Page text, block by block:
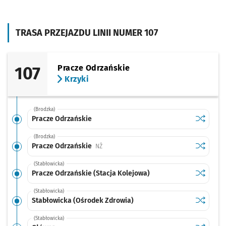
TRASA PRZEJAZDU LINII NUMER 107
107
Pracze Odrzańskie
Krzyki
(Brodzka)
Pracze Odrzańskie Sprawdź
Pracze
(Brodzka)
Pracze Odrzańskie NŻPrzystanek na życzenie Sprawdź
Pracze
(Stabłowicka)
Pracze Odrzańskie (Stacja Kolejowa) Sprawdź
Pracze
(Stabłowicka)
Stabłowicka (Ośrodek Zdrowia) Sprawdź
(Stabłowicka)